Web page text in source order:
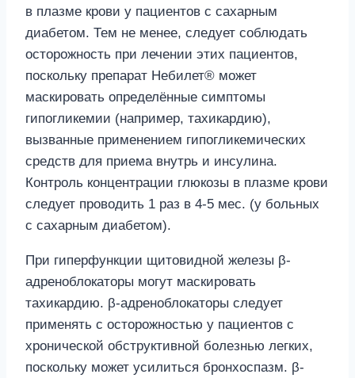
в плазме крови у пациентов с сахарным
диабетом. Тем не менее, следует соблюдать
осторожность при лечении этих пациентов,
поскольку препарат Небилет® может
маскировать определённые симптомы
гипогликемии (например, тахикардию),
вызванные применением гипогликемических
средств для приема внутрь и инсулина.
Контроль концентрации глюкозы в плазме крови
следует проводить 1 раз в 4-5 мес. (у больных
с сахарным диабетом).
При гиперфункции щитовидной железы β-
адреноблокаторы могут маскировать
тахикардию. β-адреноблокаторы следует
применять с осторожностью у пациентов с
хронической обструктивной болезнью легких,
поскольку может усилиться бронхоспазм. β-